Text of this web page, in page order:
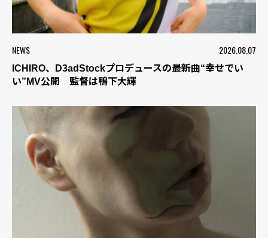
NEWS 2026.08.07
ICHIRO、D3adStockプロデュースの最新曲“幸せでい
い”MV公開 監督は鴨下大輝